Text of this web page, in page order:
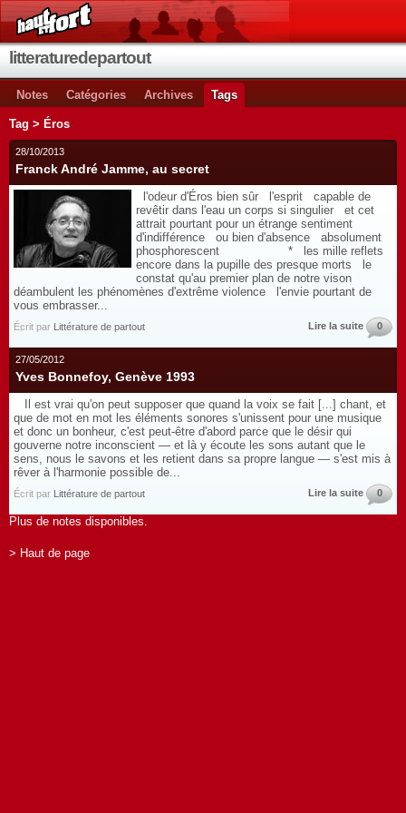
litteraturedepartout
Notes Catégories Archives Tags
Tag > Éros
28/10/2013
Franck André Jamme, au secret
l'odeur d'Éros bien sûr l'esprit capable de
revêtir dans l'eau un corps si singulier et cet
attrait pourtant pour un étrange sentiment
d'indifférence ou bien d'absence absolument
phosphorescent * les mille reflets
encore dans la pupille des presque morts le
constat qu'au premier plan de notre vison
déambulent les phénomènes d'extrême violence l'envie pourtant de
vous embrasser...
Écrit par Littérature de partout Lire la suite 0
27/05/2012
Yves Bonnefoy, Genève 1993
Il est vrai qu'on peut supposer que quand la voix se fait [...] chant, et
que de mot en mot les éléments sonores s'unissent pour une musique
et donc un bonheur, c'est peut-être d'abord parce que le désir qui
gouverne notre inconscient — et là y écoute les sons autant que le
sens, nous le savons et les retient dans sa propre langue — s'est mis à
rêver à l'harmonie possible de...
Écrit par Littérature de partout Lire la suite 0
Plus de notes disponibles.
> Haut de page